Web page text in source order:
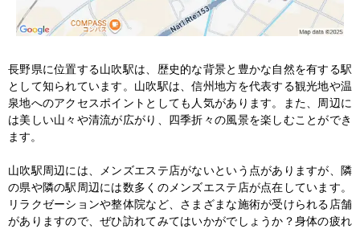
長野県に位置する山吹駅は、歴史的な背景と豊かな自然を有する駅
として知られています。山吹駅は、信州地方を代表する観光地や温
泉地へのアクセスポイントとしても人気があります。また、周辺に
は美しい山々や清流が広がり、四季折々の風景を楽しむことができ
ます。
山吹駅周辺には、メンズエステ店がないという点がありますが、隣
の県や隣の駅周辺には数多くのメンズエステ店が点在しています。
リラクゼーションや整体院など、さまざまな施術が受けられる店舗
がありますので、ぜひ訪れてみてはいかがでしょうか？身体の疲れ